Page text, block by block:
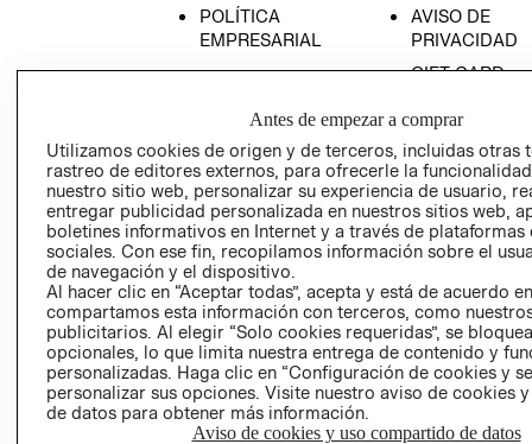
POLÍTICA
EMPRESARIAL
AVISO DE
PRIVACIDAD
GIFT CARD
COOKIES
LIBRO DE
Ecuador ($)
CAMBIAR REGIÓN
RECIÉN NACIDO
Antes de empezar a comprar
Utilizamos cookies de origen y de terceros, incluidas otras
rastreo de editores externos, para ofrecerle la
nuestro sitio web, personalizar su experiencia de usuario,
entregar publicidad personalizada en nuestros sitios web,
boletines informativos en Internet y a través de plataformas
sociales. Con ese fin, recopilamos información sobre el
de navegación y el dispositivo.
Al hacer clic en “Aceptar todas”, acepta y está de acuerdo
compartamos esta información con terceros, como
publicitarios. Al elegir “Solo cookies requeridas”, se
opcionales, lo que limita nuestra entrega de contenido y
personalizadas. Haga clic en “Configuración de cookies y
personalizar sus opciones. Visite nuestro aviso de cookies
de datos para obtener más información.
Aviso de cookies y uso compartido de datos